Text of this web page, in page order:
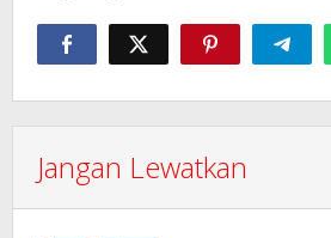
Jangan Lewatkan